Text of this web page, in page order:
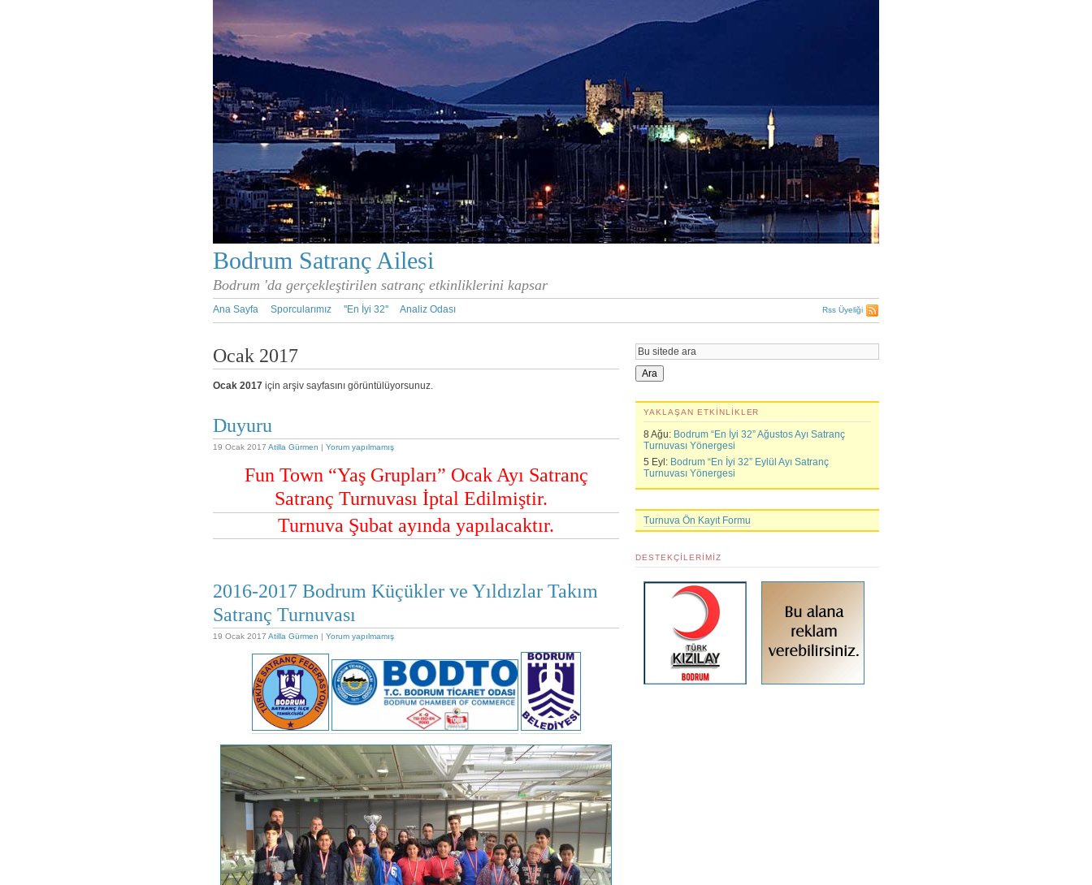
Bodrum Satranç Ailesi
Bodrum 'da gerçekleştirilen satranç etkinliklerini kapsar
Ana Sayfa Sporcularımız ''En İyi 32'' Analiz Odası Rss Üyeliği
Ocak 2017
Ocak 2017 için arşiv sayfasını görüntülüyorsunuz.
Duyuru
19 Ocak 2017 Atilla Gürmen | Yorum yapılmamış
Fun Town “Yaş Grupları” Ocak Ayı Satranç
Satranç Turnuvası İptal Edilmiştir.
Turnuva Şubat ayında yapılacaktır.
2016-2017 Bodrum Küçükler ve Yıldızlar Takım
Satranç Turnuvası
19 Ocak 2017 Atilla Gürmen | Yorum yapılmamış
YAKLAŞAN ETKINLIKLER
8 Ağu: Bodrum “En İyi 32” Ağustos Ayı Satranç
Turnuvası Yönergesi
5 Eyl: Bodrum “En İyi 32” Eylül Ayı Satranç
Turnuvası Yönergesi
Turnuva Ön Kayıt Formu
DESTEKÇILERIMIZ